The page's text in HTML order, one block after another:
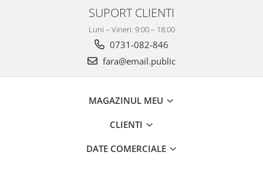
SUPORT CLIENTI
Luni – Vineri: 9:00 – 18:00
0731-082-846
fara@email.public
MAGAZINUL MEU
CLIENTI
DATE COMERCIALE